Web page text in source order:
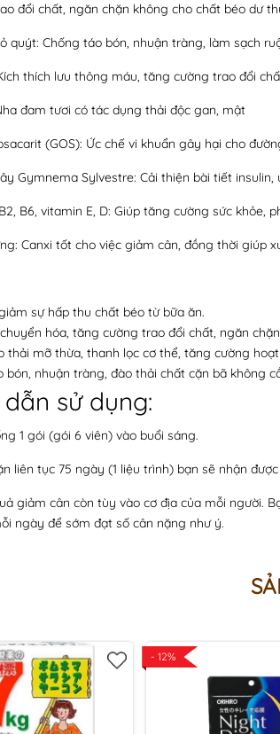
đổi chất, ngăn chặn không cho chất béo dư
quýt: Chống táo bón, nhuận tràng, làm sạch
thích lưu thông máu, tăng cường trao đổi
đam tươi có tác dụng thải độc gan, mật
(GOS): Ức chế vi khuẩn gây hại cho
Gymnema Sylvestre: Cải thiện bài tiết
B6, vitamin E, D: Giúp tăng cường sức khỏe,
Canxi tốt cho việc giảm cân, đồng thời giúp
sự hấp thu chất béo từ bữa ăn.
hóa, tăng cường trao đổi chất, ngăn
thải mỡ thừa, thanh lọc cơ thể, tăng cường
bón, nhuận tràng, đào thải chất cặn bã không
sử dụng:
1 gói (gói 6 viên) vào buổi sáng.
liên tục 75 ngày (1 liệu trình) bạn sẽ nhận
giảm cân còn tùy vào cơ địa của mỗi người.
ngày để sớm đạt số cân nặng như ý.
- 12%